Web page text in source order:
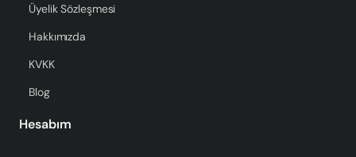
Üyelik Sözleşmesi
Hakkımızda
KVKK
Blog
Hesabım